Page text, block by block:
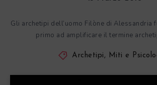
Gli archetipi dell’uomo Filòne di Alessandria
primo ad amplificare il termine
Archetipi, Miti e